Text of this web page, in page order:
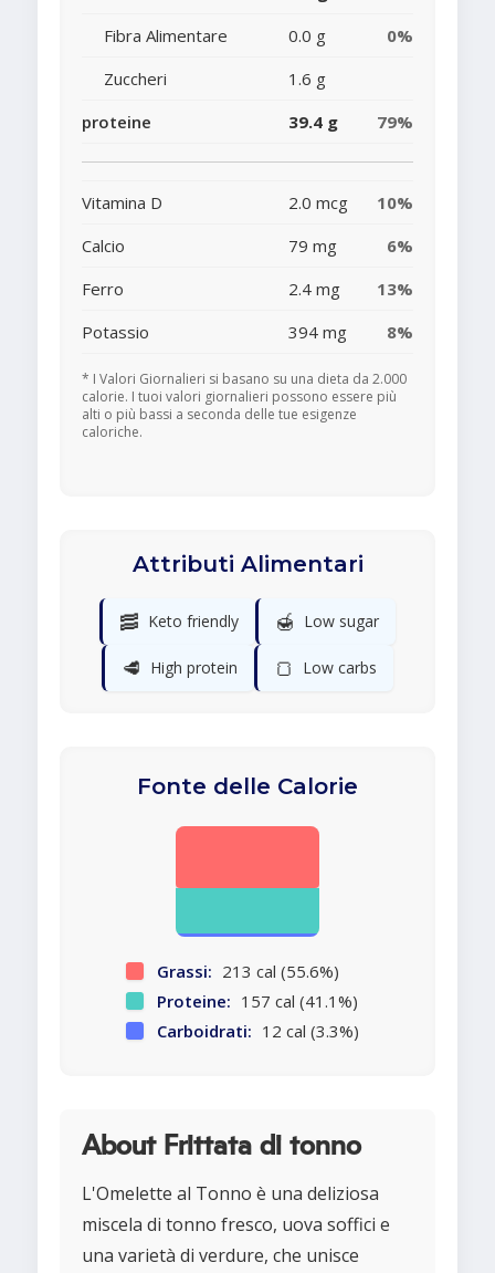
Fibra Alimentare
0.0 g
0%
Zuccheri
1.6 g
proteine
39.4 g 79%
Vitamina D 2.0 mcg
10%
Calcio
79 mg
6%
Ferro
2.4 mg
13%
Potassio
394 mg 8%
* I Valori Giornalieri si basano su una dieta da 2.000
calorie. I tuoi valori giornalieri possono essere più
alti o più bassi a seconda delle tue esigenze
caloriche.
Attributi Alimentari
🥓 Keto friendly 🍯 Low sugar
🥩 High protein 🍞 Low carbs
Fonte delle Calorie
Grassi: 213 cal (55.6%)
Proteine: 157 cal (41.1%)
Carboidrati: 12 cal (3.3%)
About Frittata di tonno
L'Omelette al Tonno è una deliziosa
miscela di tonno fresco, uova soffici e
una varietà di verdure, che unisce